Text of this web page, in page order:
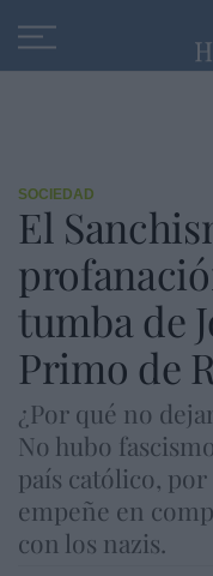
SOCIEDAD
El
tumba de
Primo de
¿Por qué no
No hubo
país católico,
empeñe en
con los nazis.